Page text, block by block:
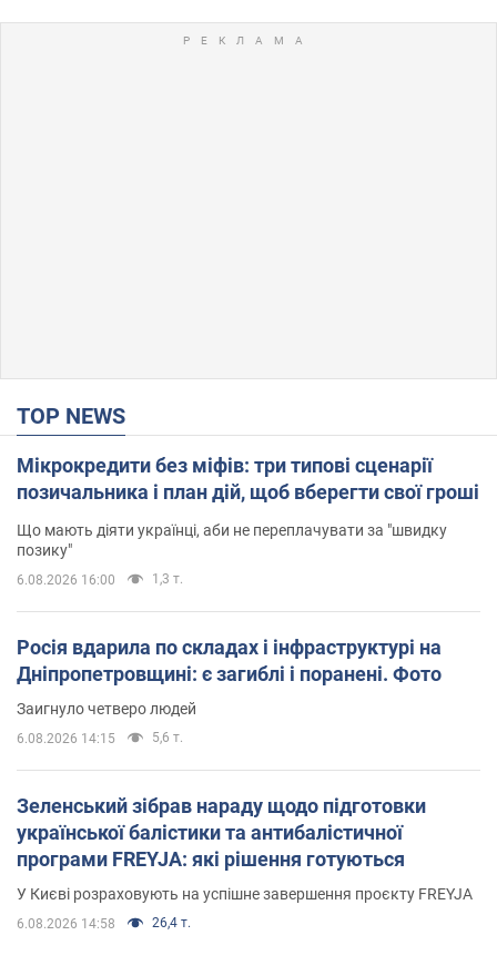
TOP NEWS
Мікрокредити без міфів: три типові сценарії
позичальника і план дій, щоб вберегти свої гроші
Що мають діяти українці, аби не переплачувати за "швидку
позику"
6.08.2026 16:00 1,3 т.
Росія вдарила по складах і інфраструктурі на
Дніпропетровщині: є загиблі і поранені. Фото
Заигнуло четверо людей
6.08.2026 14:15 5,6 т.
Зеленський зібрав нараду щодо підготовки
української балістики та антибалістичної
програми FREYJA: які рішення готуються
У Києві розраховують на успішне завершення проєкту FREYJA
6.08.2026 14:58 26,4 т.